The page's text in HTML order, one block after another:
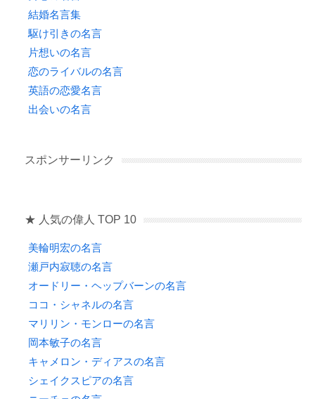
結婚名言集
駆け引きの名言
片想いの名言
恋のライバルの名言
英語の恋愛名言
出会いの名言
スポンサーリンク
★ 人気の偉人 TOP 10
美輪明宏の名言
瀬戸内寂聴の名言
オードリー・ヘップバーンの名言
ココ・シャネルの名言
マリリン・モンローの名言
岡本敏子の名言
キャメロン・ディアスの名言
シェイクスピアの名言